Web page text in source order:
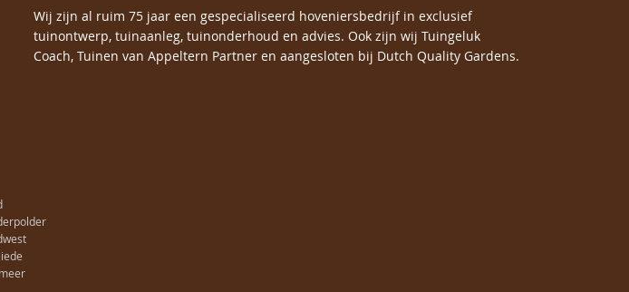
Wij zijn al ruim 75 jaar een gespecialiseerd hoveniersbedrijf in exclusief
tuinontwerp, tuinaanleg, tuinonderhoud en advies. Ook zijn wij Tuingeluk
Coach, Tuinen van Appeltern Partner en aangesloten bij Dutch Quality Gardens.